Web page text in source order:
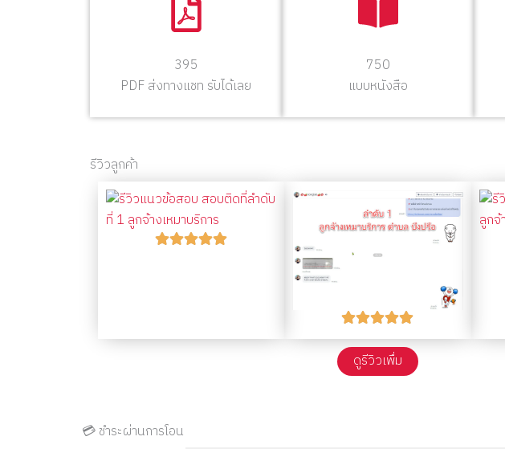
395
PDF ส่งทางแชท รับได้เลย
750
แบบหนังสือ
รีวิวลูกค้า
ดูรีวิวเพื่ม
💳 ชำระผ่านการโอน